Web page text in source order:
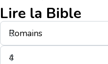
Lire la Bible